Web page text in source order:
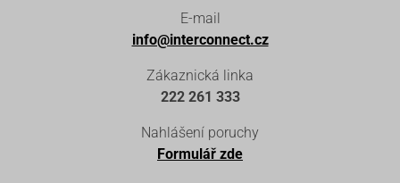
E-mail
info@interconnect.cz
Zákaznická linka
222 261 333
Nahlášení poruchy
Formulář zde